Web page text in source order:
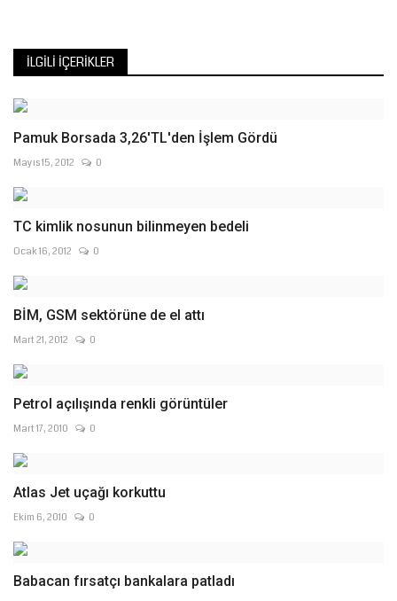
İLGILI İÇERIKLER
Pamuk Borsada 3,26'TL'den İşlem Gördü
Mayıs 15, 2012 0
TC kimlik nosunun bilinmeyen bedeli
Ocak 16, 2012 0
BİM, GSM sektörüne de el attı
Mart 21, 2012 0
Petrol açılışında renkli görüntüler
Mart 17, 2010 0
Atlas Jet uçağı korkuttu
Ekim 6, 2010 0
Babacan fırsatçı bankalara patladı